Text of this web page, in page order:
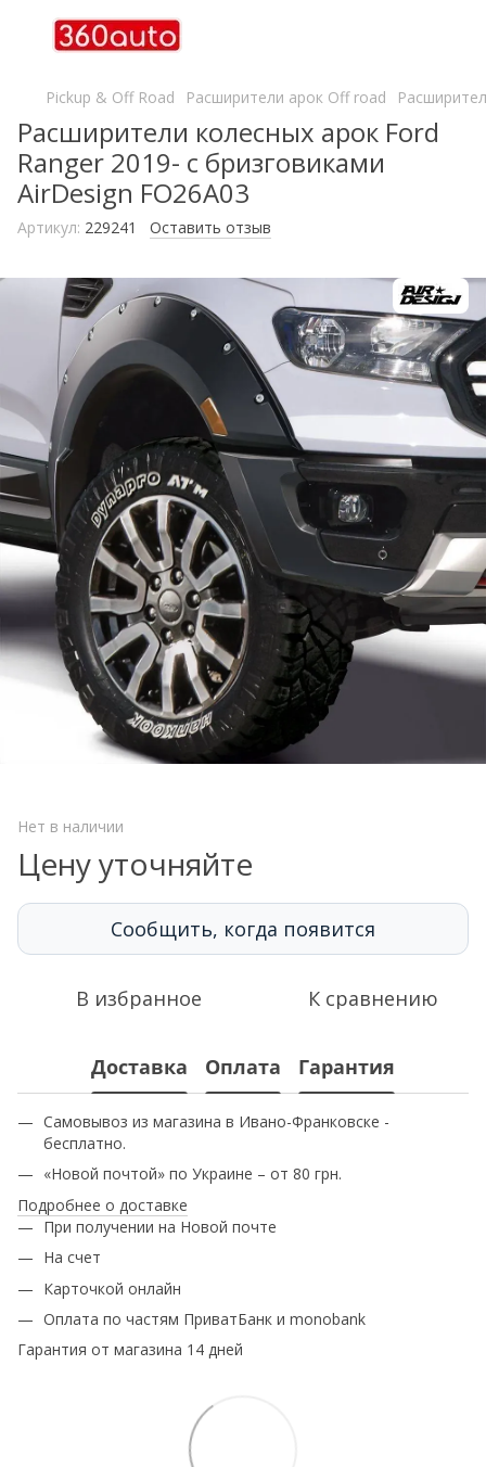
Pickup & Off Road Расширители арок Off road
Расширители колесных арок Ford
Ranger 2019- с бризговиками
AirDesign FO26A03
Артикул: 229241 Оставить отзыв
Нет в наличии
Цену уточняйте
Сообщить, когда появится
В избранное К сравнению
Доставка Оплата Гарантия
Самовывоз из магазина в Ивано-Франковске -
бесплатно.
«Новой почтой» по Украине – от 80 грн.
Подробнее о доставке
При получении на Новой почте
На счет
Карточкой онлайн
Оплата по частям ПриватБанк и monobank
Гарантия от магазина 14 дней